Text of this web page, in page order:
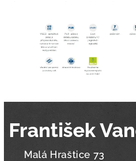
František
📍 Malá Hraštice 73